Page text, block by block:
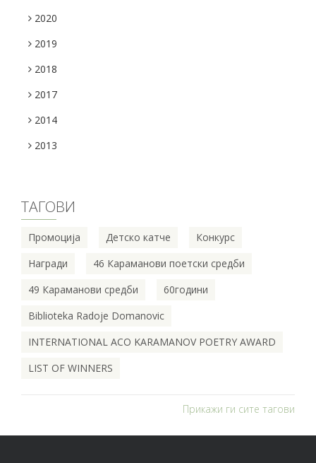
2020
2019
2018
2017
2014
2013
ТАГОВИ
Промоција Детско катче
Конкурс
Награди
46 Караманови поетски средби
49 Караманови средби
60години
Biblioteka Radoje Domanovic
INTERNATIONAL ACO KARAMANOV POETRY AWARD
LIST OF WINNERS
Прикажи ги сите тагови